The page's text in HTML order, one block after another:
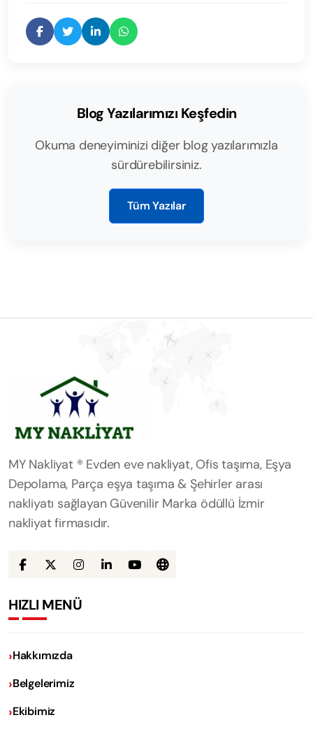
Blog Yazılarımızı Keşfedin
Okuma deneyiminizi diğer blog yazılarımızla
sürdürebilirsiniz.
Tüm Yazılar
MY Nakliyat ® Evden eve nakliyat, Ofis taşıma, Eşya
Depolama, Parça eşya taşıma & Şehirler arası
nakliyatı sağlayan Güvenilir Marka ödüllü İzmir
nakliyat firmasıdır.
HIZLI MENÜ
Hakkımızda
Belgelerimiz
Ekibimiz